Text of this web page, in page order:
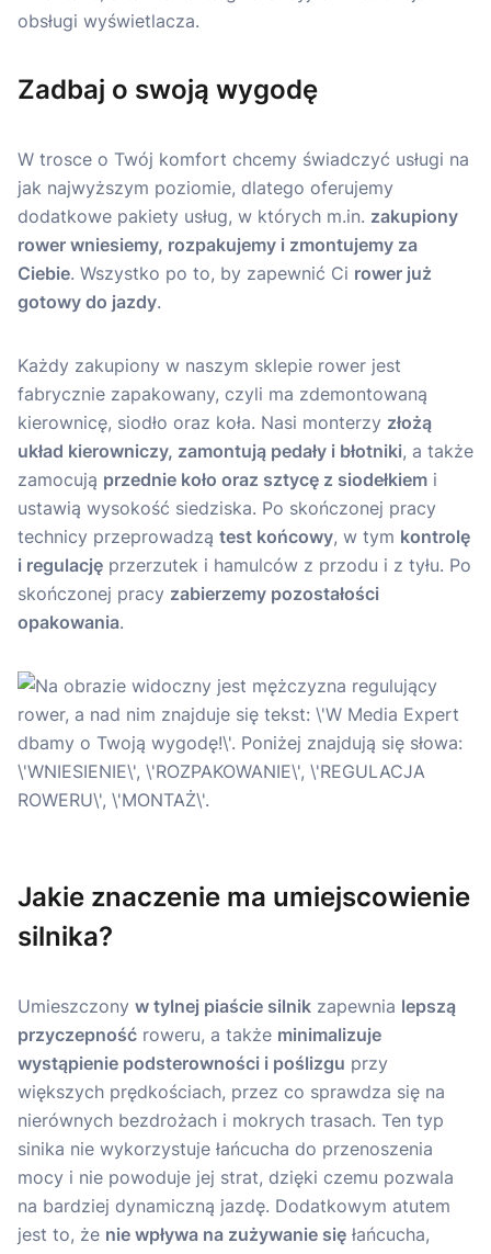
obsługi wyświetlacza.
Zadbaj o swoją wygodę
W trosce o Twój komfort chcemy świadczyć usługi na
jak najwyższym poziomie, dlatego oferujemy
dodatkowe pakiety usług, w których m.in. zakupiony
rower wniesiemy, rozpakujemy i zmontujemy za
Ciebie. Wszystko po to, by zapewnić Ci rower już
gotowy do jazdy.
Każdy zakupiony w naszym sklepie rower jest
fabrycznie zapakowany, czyli ma zdemontowaną
kierownicę, siodło oraz koła. Nasi monterzy złożą
układ kierowniczy, zamontują pedały i błotniki, a także
zamocują przednie koło oraz sztycę z siodełkiem i
ustawią wysokość siedziska. Po skończonej pracy
technicy przeprowadzą test końcowy, w tym kontrolę
i regulację przerzutek i hamulców z przodu i z tyłu. Po
skończonej pracy zabierzemy pozostałości
opakowania.
Jakie znaczenie ma umiejscowienie
silnika?
Umieszczony w tylnej piaście silnik zapewnia lepszą
przyczepność roweru, a także minimalizuje
wystąpienie podsterowności i poślizgu przy
większych prędkościach, przez co sprawdza się na
nierównych bezdrożach i mokrych trasach. Ten typ
sinika nie wykorzystuje łańcucha do przenoszenia
mocy i nie powoduje jej strat, dzięki czemu pozwala
na bardziej dynamiczną jazdę. Dodatkowym atutem
jest to, że nie wpływa na zużywanie się łańcucha,